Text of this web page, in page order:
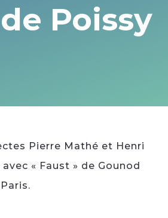
Poissy
Pierre Mathé et Henri
« Faust » de Gounod